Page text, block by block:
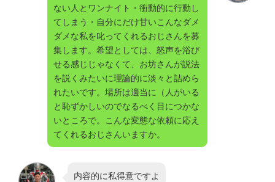
ない人とワンナイト・衝動的に行動し
てしまう・自分にだけ甘いこんなダメ
ダメな私を叱ってくれるおじさんを募
集します。希望としては、怒声を浴び
せる感じじゃなくて、お坊さんが説法
を説くみたいに理論的に淡々と詰めら
れたいです。場所は適当に（人がいる
と恥ずかしいのでなるべく目につかな
いところで。こんな変態な依頼に応え
てくれるおじさんいますか。
内容的に私得意ですよ